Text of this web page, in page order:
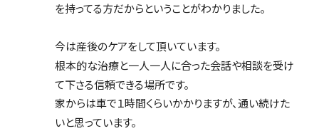
を持ってる方だからということがわかりました。
今は産後のケアをして頂いています。
根本的な治療と一人一人に合った会話や相談を受け
て下さる信頼できる場所です。
家からは車で１時間くらいかかりますが、通い続けた
いと思っています。